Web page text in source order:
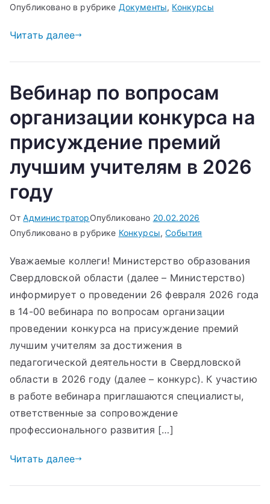
Опубликовано в рубрике Документы, Конкурсы
Читать далее
Вебинар по вопросам
организации конкурса на
присуждение премий
лучшим учителям в 2026
году
ОтАдминистраторОпубликовано 20.02.2026
Опубликовано в рубрике Конкурсы,События
Уважаемые коллеги! Министерство образования
Свердловской области (далее – Министерство)
информирует о проведении 26 февраля 2026 года
в 14-00 вебинара по вопросам организации
проведении конкурса на присуждение премий
лучшим учителям за достижения в
педагогической деятельности в Свердловской
области в 2026 году (далее – конкурс). К участию
в работе вебинара приглашаются специалисты,
ответственные за сопровождение
профессионального развития […]
Читать далее